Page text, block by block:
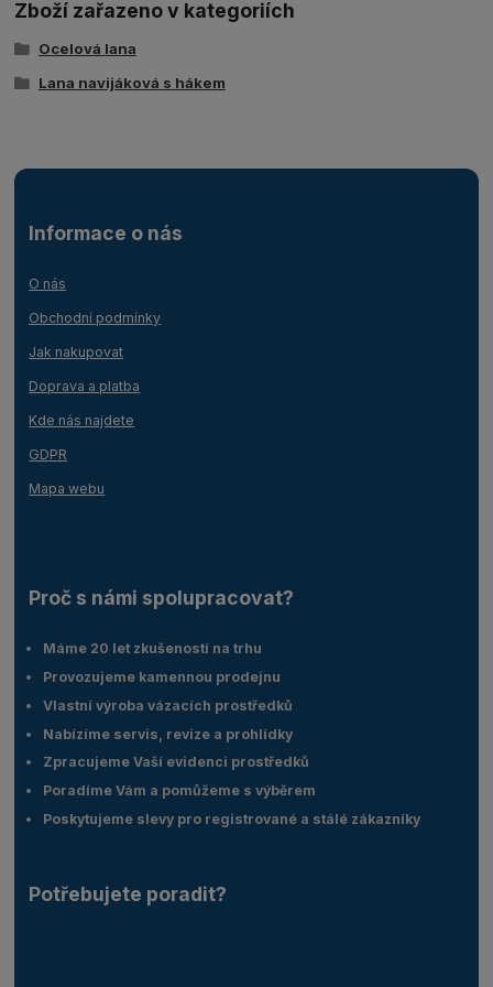
Zboží zařazeno v kategoriích
Ocelová lana
Lana navijáková s hákem
Informace o nás
O nás
Obchodní podmínky
Jak nakupovat
Doprava a platba
Kde nás najdete
GDPR
Mapa webu
Proč s námi spolupracovat?
Máme 20 let zkušeností na trhu
Provozujeme kamennou prodejnu
Vlastní výroba vázacích prostředků
Nabízíme servis, revize a prohlídky
Zpracujeme Vaší evidenci prostředků
Poradíme Vám a pomůžeme s výběrem
Poskytujeme slevy pro registrované a stálé zákazníky
Potřebujete poradit?